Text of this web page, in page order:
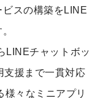
スの構築をLINE
LINEチャットボッ
支援まで一貫対応
々なミニアプリ